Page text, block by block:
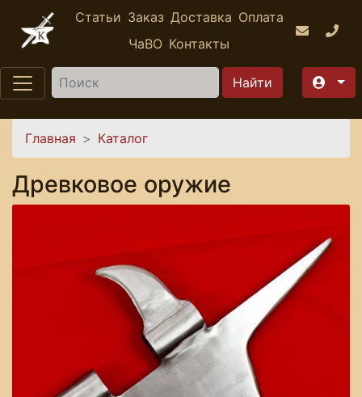
Перейти к основному содержанию
Статьи Заказ Доставка Оплата
ЧаВО Контакты
Найти
Вы здесь
Главная Каталог
Древковое оружие